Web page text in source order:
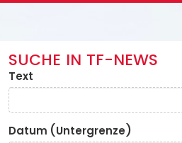
SUCHE IN TF-NEWS
Text
Datum (Untergrenze)